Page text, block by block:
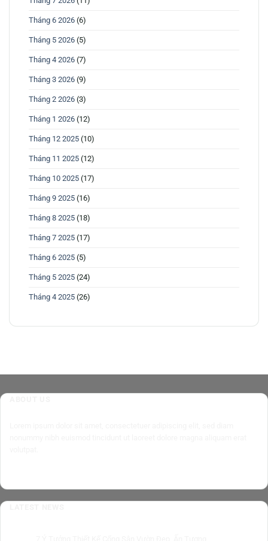
Tháng 6 2026 (6)
Tháng 5 2026 (5)
Tháng 4 2026 (7)
Tháng 3 2026 (9)
Tháng 2 2026 (3)
Tháng 1 2026 (12)
Tháng 12 2025 (10)
Tháng 11 2025 (12)
Tháng 10 2025 (17)
Tháng 9 2025 (16)
Tháng 8 2025 (18)
Tháng 7 2025 (17)
Tháng 6 2025 (5)
Tháng 5 2025 (24)
Tháng 4 2025 (26)